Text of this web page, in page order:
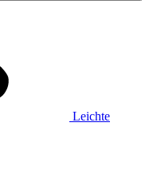
Leichte